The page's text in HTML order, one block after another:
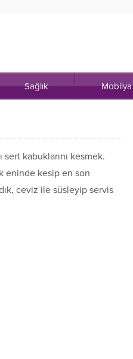
Sağlık Mobilya
sert kabuklarını kesmek.
eninde kesip en son
ceviz ile süsleyip servis